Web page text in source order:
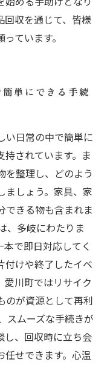
回収を通じて、皆様
ています。
単にできる手続
い日常の中で簡単に
されています。ま
を整理し、どのよう
ましょう。家具、家
できる物も含まれま
、多岐にわたりま
で即日対応してく
付けや終了したイベ
愛川町ではリサイク
のが資源として再利
スムーズな手続きが
し、回収時に立ち会
任せできます。心温